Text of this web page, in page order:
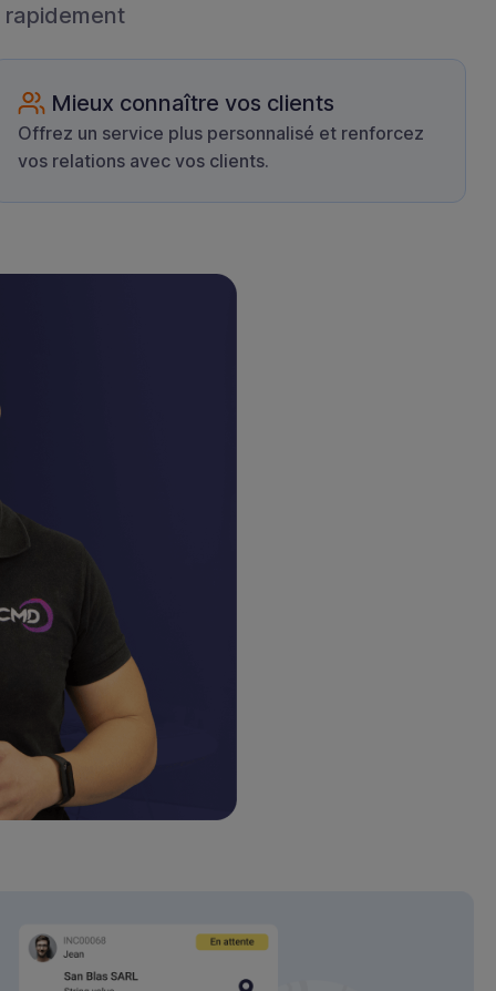
rapidement
Mieux connaître vos clients
Offrez un service plus personnalisé et renforcez
vos relations avec vos clients.